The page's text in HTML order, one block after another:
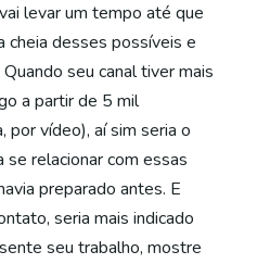
levar um tempo até que
cheia desses possíveis e
seu canal tiver mais
a partir de 5 mil
por vídeo), aí sim seria o
relacionar com essas
preparado antes. E
seria mais indicado
seu trabalho, mostre